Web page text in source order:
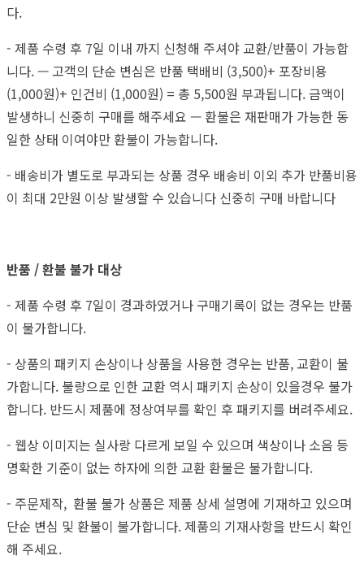
다.
- 제품 수령 후 7일 이내 까지 신청해 주셔야 교환/반품이 가능합
니다. — 고객의 단순 변심은 반품 택배비 (3,500)+ 포장비용
(1,000원)+ 인건비 (1,000원) = 총 5,500원 부과됩니다. 금액이
발생하니 신중히 구매를 해주세요 — 환불은 재판매가 가능한 동
일한 상태 이여야만 환불이 가능합니다.
- 배송비가 별도로 부과되는 상품 경우 배송비 이외 추가 반품비용
이 최대 2만원 이상 발생할 수 있습니다 신중히 구매 바랍니다
반품 / 환불 불가 대상
- 제품 수령 후 7일이 경과하였거나 구매기록이 없는 경우는 반품
이 불가합니다.
- 상품의 패키지 손상이나 상품을 사용한 경우는 반품, 교환이 불
가합니다. 불량으로 인한 교환 역시 패키지 손상이 있을경우 불가
합니다. 반드시 제품에 정상여부를 확인 후 패키지를 버려주세요.
- 웹상 이미지는 실사랑 다르게 보일 수 있으며 색상이나 소음 등
명확한 기준이 없는 하자에 의한 교환 환불은 불가합니다.
- 주문제작, 환불 불가 상품은 제품 상세 설명에 기재하고 있으며
단순 변심 및 환불이 불가합니다. 제품의 기재사항을 반드시 확인
해 주세요.